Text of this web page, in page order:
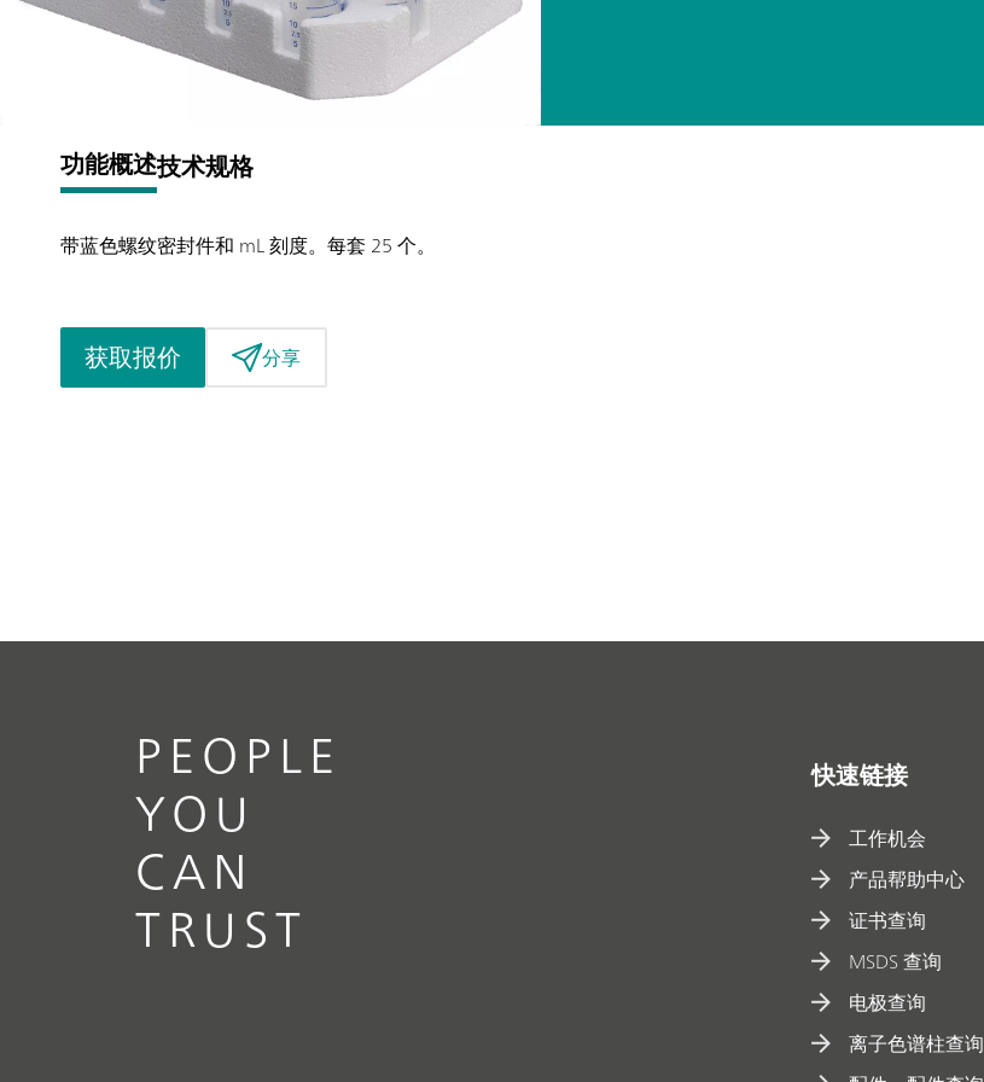
功能概述技术规格
带蓝色螺纹密封件和 mL 刻度。每套 25 个。
获取报价 分享
PEOPLE
YOU
CAN
TRUST
快速链接
工作机会
产品帮助中心
证书查询
MSDS 查询
电极查询
离子色谱柱查询